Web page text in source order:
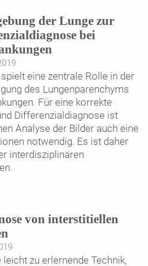
der Lunge zur
bei
eine zentrale Rolle in der
des Lungenparenchyms
Für eine korrekte
Differenzialdiagnose ist
Analyse der Bilder auch eine
notwendig. Es ist daher
interdisziplinären
von interstitiellen
zu erlernende Technik,